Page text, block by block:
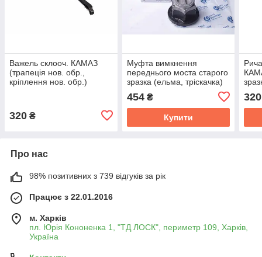
Важель склооч. КАМАЗ
(трапеція нов. обр.,
кріплення нов. обр.)
320 ₴
Муфта вимкнення
переднього моста старого
зразка (ельма, тріскачка)
Престиж) 3151-20-
2304210-01
454₴
Купити
320
Про нас
98% позитивних з 739 відгуків за рік
Працює з 22.01.2016
м. Харків
пл. Юрія Кононенка 1, "ТД ЛОСК", периметр 109, Харків,
Україна